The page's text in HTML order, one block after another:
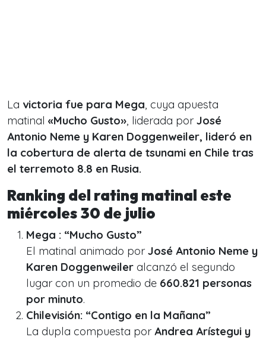
La victoria fue para Mega, cuya apuesta
matinal «Mucho Gusto», liderada por José
Antonio Neme y Karen Doggenweiler, lideró en
la cobertura de alerta de tsunami en Chile tras
el terremoto 8.8 en Rusia.
Ranking del rating matinal este
miércoles 30 de julio
Mega : “Mucho Gusto”
El matinal animado por José Antonio Neme y
Karen Doggenweiler alcanzó el segundo
lugar con un promedio de 660.821 personas
por minuto.
Chilevisión: “Contigo en la Mañana”
La dupla compuesta por Andrea Arístegui y